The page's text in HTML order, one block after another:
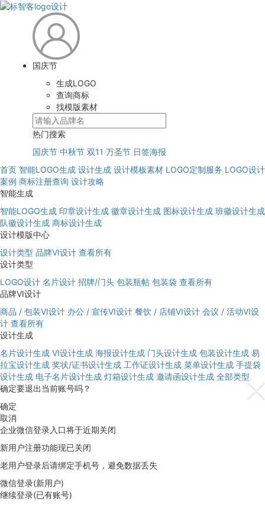
国庆节
生成LOGO
查询商标
找模版素材
热门搜索
国庆节 中秋节 双11 万圣节 日签海报
首页 智能LOGO生成 设计生成 设计模板素材 LOGO定制服务 LOGO设计
案例 商标注册查询 设计攻略
智能生成
智能LOGO生成 印章设计生成 徽章设计生成 图标设计生成 班徽设计生成
队徽设计生成 商标设计生成
设计模版中心
设计类型 品牌VI设计 查看所有
设计类型
LOGO设计 名片设计 招牌/门头 包装瓶帖 包装袋 查看所有
品牌VI设计
商品 / 包装VI设计 办公 / 宣传VI设计 餐饮 / 店铺VI设计 会议 / 活动VI设
计 查看所有
设计生成
名片设计生成 VI设计生成 海报设计生成 门头设计生成 包装设计生成 易
拉宝设计生成 奖状/证书设计生成 工作证设计生成 菜单设计生成 手提袋
设计生成 电子名片设计生成 灯箱设计生成 邀请函设计生成 全部类型
确定要退出当前账号吗？
确定
取消
企业微信登录入口将于近期关闭
新用户注册功能现已关闭
老用户登录后请绑定手机号，避免数据丢失
微信登录(新用户)
继续登录(已有账号)